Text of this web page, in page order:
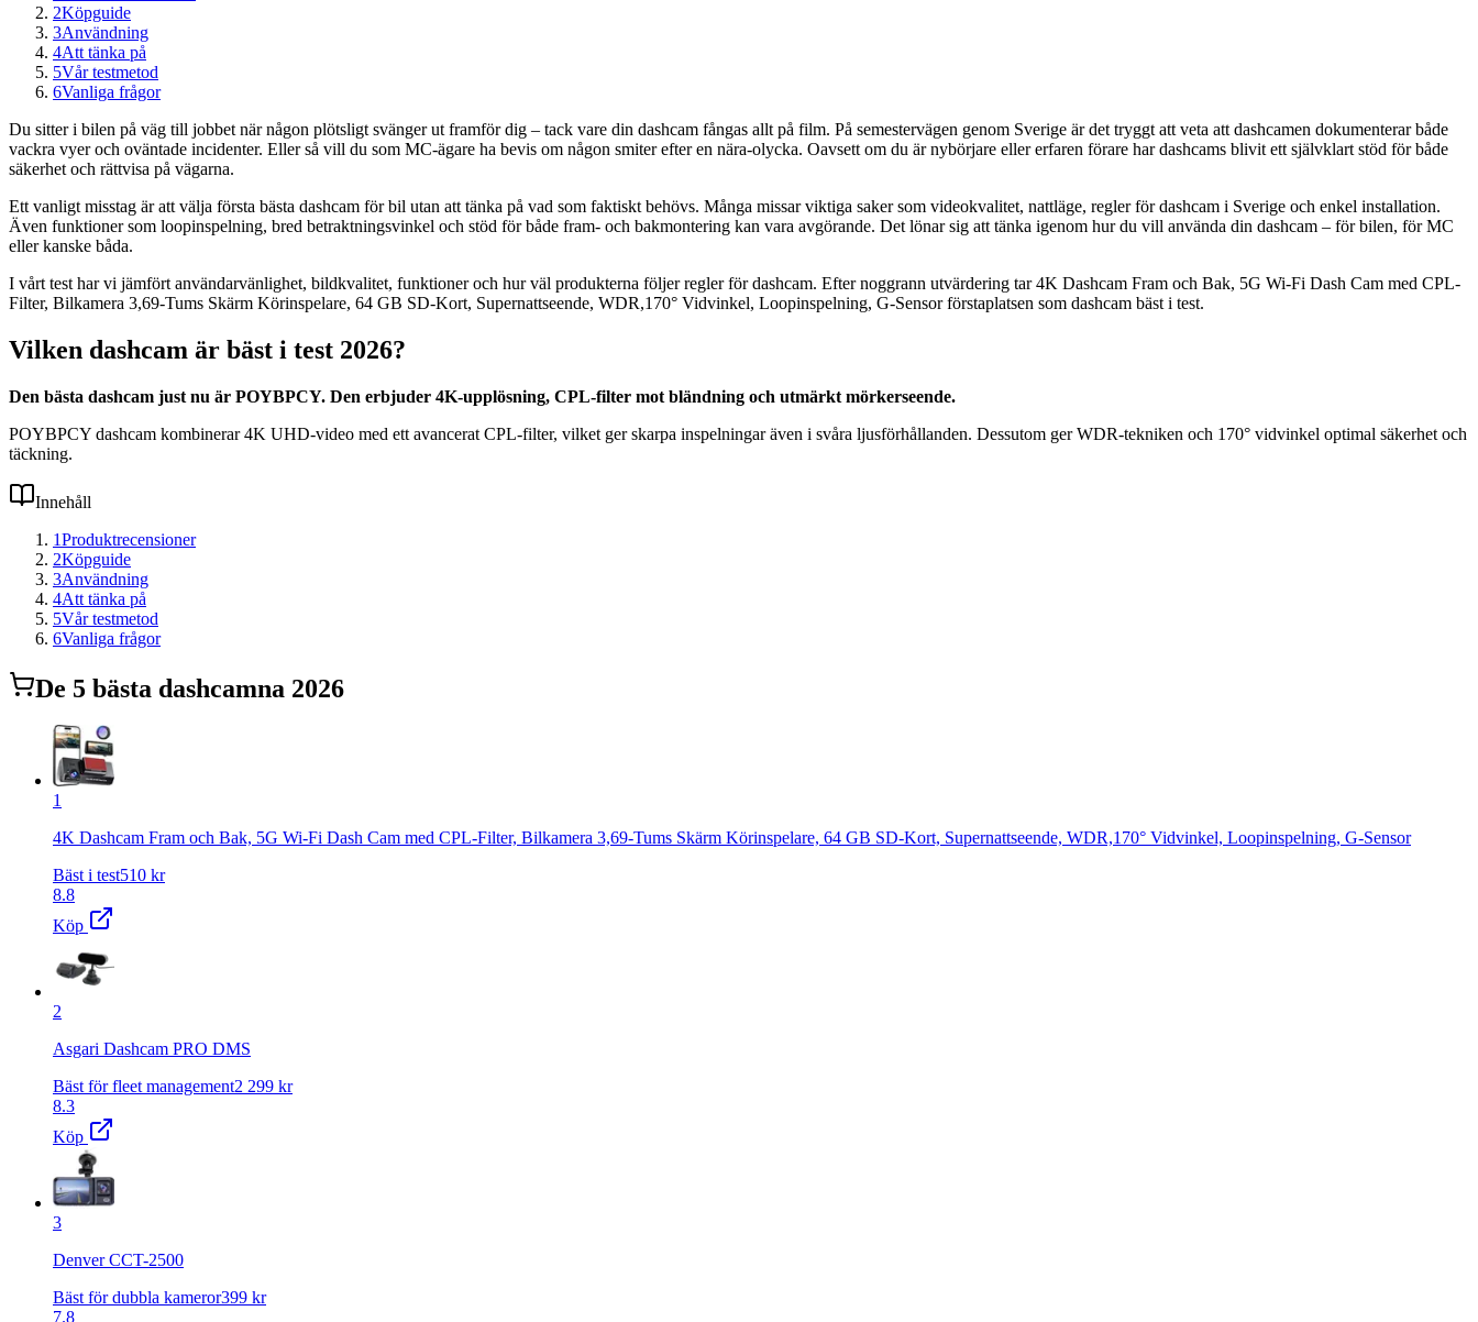
2Köpguide
3Användning
4Att tänka på
5Vår testmetod
6Vanliga frågor
Du sitter i bilen på väg till jobbet när någon plötsligt svänger ut framför dig – tack vare din dashcam fångas allt på film. På semestervägen genom Sverige är det tryggt att veta att dashcamen dokumenterar både
vackra vyer och oväntade incidenter. Eller så vill du som MC-ägare ha bevis om någon smiter efter en nära-olycka. Oavsett om du är nybörjare eller erfaren förare har dashcams blivit ett självklart stöd för både
säkerhet och rättvisa på vägarna.
Ett vanligt misstag är att välja första bästa dashcam för bil utan att tänka på vad som faktiskt behövs. Många missar viktiga saker som videokvalitet, nattläge, regler för dashcam i Sverige och enkel installation.
Även funktioner som loopinspelning, bred betraktningsvinkel och stöd för både fram- och bakmontering kan vara avgörande. Det lönar sig att tänka igenom hur du vill använda din dashcam – för bilen, för MC
eller kanske båda.
I vårt test har vi jämfört användarvänlighet, bildkvalitet, funktioner och hur väl produkterna följer regler för dashcam. Efter noggrann utvärdering tar 4K Dashcam Fram och Bak, 5G Wi-Fi Dash Cam med CPL-
Filter, Bilkamera 3,69-Tums Skärm Körinspelare, 64 GB SD-Kort, Supernattseende, WDR,170° Vidvinkel, Loopinspelning, G-Sensor förstaplatsen som dashcam bäst i test.
Vilken dashcam är bäst i test 2026?
Den bästa dashcam just nu är POYBPCY. Den erbjuder 4K-upplösning, CPL-filter mot bländning och utmärkt mörkerseende.
POYBPCY dashcam kombinerar 4K UHD-video med ett avancerat CPL-filter, vilket ger skarpa inspelningar även i svåra ljusförhållanden. Dessutom ger WDR-tekniken och 170° vidvinkel optimal säkerhet och
täckning.
Innehåll
1Produktrecensioner
2Köpguide
3Användning
4Att tänka på
5Vår testmetod
6Vanliga frågor
De 5 bästa dashcamna 2026
1
4K Dashcam Fram och Bak, 5G Wi-Fi Dash Cam med CPL-Filter, Bilkamera 3,69-Tums Skärm Körinspelare, 64 GB SD-Kort, Supernattseende, WDR,170° Vidvinkel, Loopinspelning, G-Sensor
Bäst i test510 kr
8.8
Köp
2
Asgari Dashcam PRO DMS
Bäst för fleet management2 299 kr
8.3
Köp
3
Denver CCT-2500
Bäst för dubbla kameror399 kr
7.8